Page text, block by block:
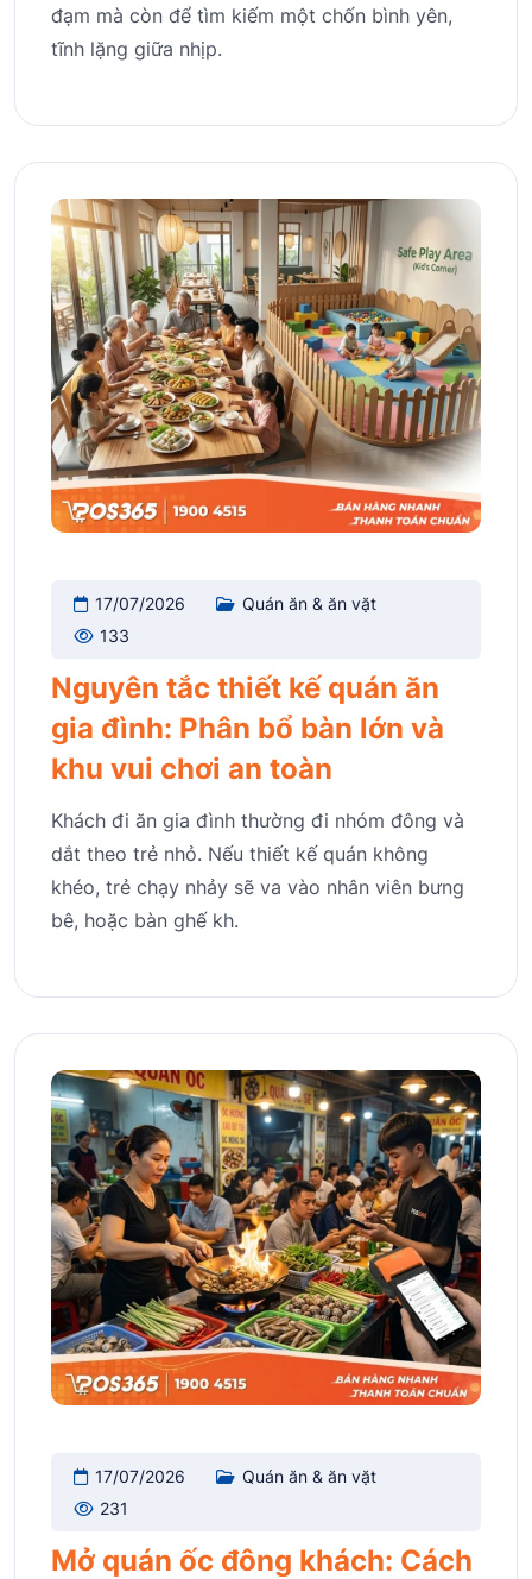
đạm mà còn để tìm kiếm một chốn bình yên,
tĩnh lặng giữa nhịp.
17/07/2026
Quán ăn & ăn vặt
133
Nguyên tắc thiết kế quán ăn
gia đình: Phân bổ bàn lớn và
khu vui chơi an toàn
Khách đi ăn gia đình thường đi nhóm đông và
dắt theo trẻ nhỏ. Nếu thiết kế quán không
khéo, trẻ chạy nhảy sẽ va vào nhân viên bưng
bê, hoặc bàn ghế kh.
17/07/2026
Quán ăn & ăn vặt
231
Mở quán ốc đông khách: Cách